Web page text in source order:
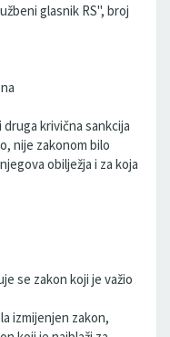
glasnik RS'', broj
krivična sankcija
nije zakonom bilo
obilježja i za koja
se zakon koji je važio
izmijenjen zakon,